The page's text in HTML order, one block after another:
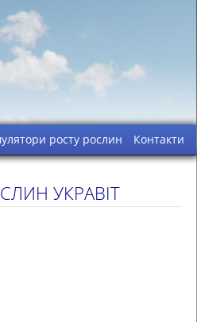
росту рослин
Контакти
УКРАВІТ